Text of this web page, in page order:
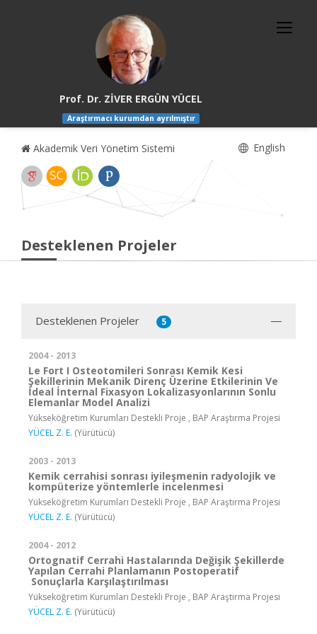
Prof. Dr. ZİVER ERGÜN YÜCEL
Araştırmacı kurumdan ayrılmıştır
Akademik Veri Yönetim Sistemi English
Desteklenen Projeler
Desteklenen Projeler 5
2004 - 2013
Le Fort I Osteotomileri Sonrası Kemik Kesi
Şekillerinin Mekanik Direnç Üzerine Etkilerinin Ve
İdeal İnternal Fixasyon Lokalizasyonlarının Sonlu
Elemanlar Model Analizi
Yükseköğretim Kurumları Destekli Proje , BAP Araştırma Projesi
YÜCEL Z. E. (Yürütücü)
2003 - 2013
Kemik cerrahisi sonrası iyileşmenin radyolojik ve
kompüterize yöntemlerle incelenmesi
Yükseköğretim Kurumları Destekli Proje , BAP Araştırma Projesi
YÜCEL Z. E. (Yürütücü)
2004 - 2012
Ortognatif Cerrahi Hastalarında Değişik Şekillerde
Yapılan Cerrahi Planlamanın Postoperatif
Sonuçlarla Karşılaştırılması
Yükseköğretim Kurumları Destekli Proje , BAP Araştırma Projesi
YÜCEL Z. E. (Yürütücü)